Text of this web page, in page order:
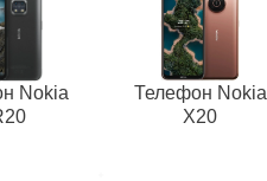
Nokia
Телефон Nokia
X20